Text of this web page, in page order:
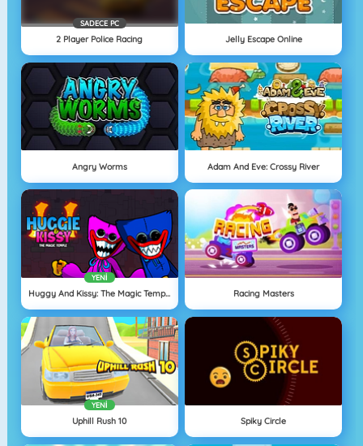
SADECE PC
2 Player Police Racing Jelly Escape Online
Angry Worms Adam And Eve: Crossy River
YENI
Huggy And Kissy: The Magic Temple Racing Masters
YENI
Uphill Rush 10 Spiky Circle